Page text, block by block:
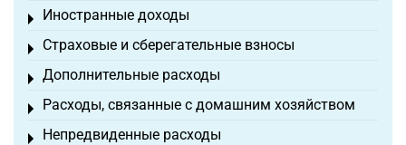
Иностранные доходы
Toggle menu
Страховые и сберегательные взносы
Toggle menu
Дополнительные расходы
Toggle menu
Расходы, связанные с домашним хозяйством
Toggle menu
Непредвиденные расходы
Toggle menu